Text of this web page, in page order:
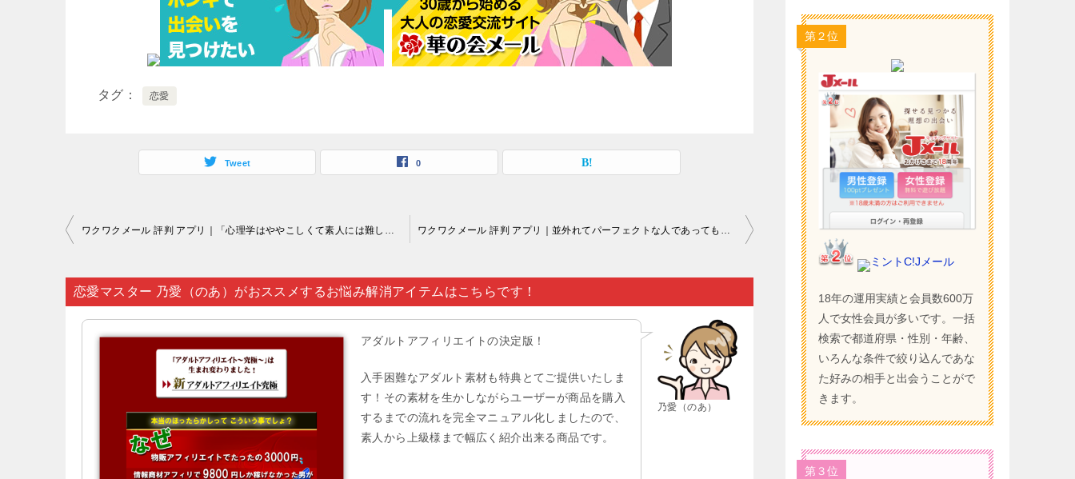
タグ 恋愛
Tweet 0
投
ナ
ビ
ゲ
ワクワクメール 評判 アプリ｜「心理学はややこしくて素人には難しいように思う」という人が大半でしょうが…。 ワクワクメール 評判 アプリ｜並外れてパーフェクトな人であっても…。
恋愛マスター 乃愛（のあ）がおススメするお悩み解消アイテムはこちらです！
乃愛（のあ）
アダルトアフィリエイトの決定版！
入手困難なアダルト素材も特典とてご提供いたしま
す！その素材を生かしながらユーザーが商品を購入
するまでの流れを完全マニュアル化しましたので、
素人から上級様まで幅広く紹介出来る商品です。
第２位
ミントC!Jメール
18年の運用実績と会員数600万
人で女性会員が多いです。一括
検索で都道府県・性別・年齢、
いろんな条件で絞り込んであな
た好みの相手と出会うことがで
きます。
第３位